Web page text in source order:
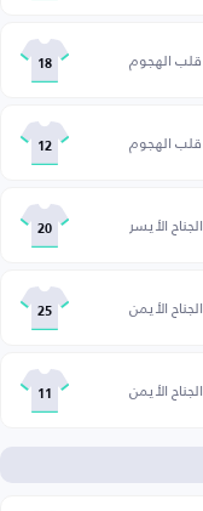
قلب الهجوم 18
قلب الهجوم 12
الجناح الأيسر 20
الجناح الأيمن 25
الجناح الأيمن 11